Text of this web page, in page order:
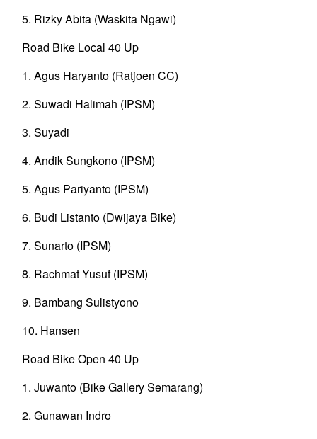
5. Rizky Abita (Waskita Ngawi)
Road Bike Local 40 Up
1. Agus Haryanto (Ratjoen CC)
2. Suwadi Halimah (IPSM)
3. Suyadi
4. Andik Sungkono (IPSM)
5. Agus Pariyanto (IPSM)
6. Budi Listanto (Dwijaya Bike)
7. Sunarto (IPSM)
8. Rachmat Yusuf (IPSM)
9. Bambang Sulistyono
10. Hansen
Road Bike Open 40 Up
1. Juwanto (Bike Gallery Semarang)
2. Gunawan Indro